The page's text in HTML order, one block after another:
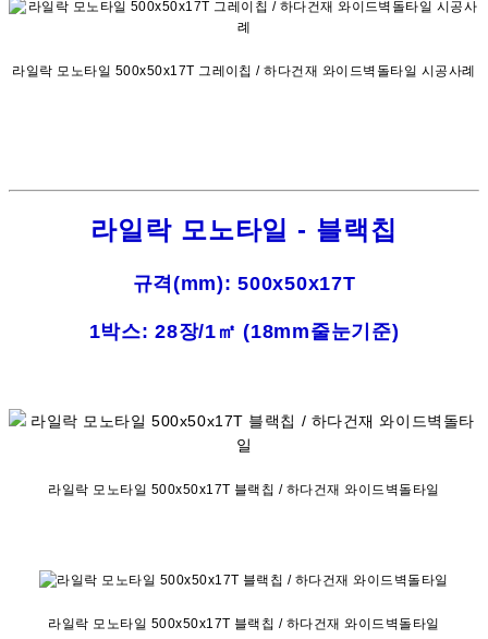
라일락 모노타일 500x50x17T 그레이칩 / 하다건재 와이드벽돌타일 시공사례
라일락 모노타일 - 블랙칩
규격(mm): 500x50x17T
1박스: 28장/1㎡ (18mm줄눈기준)
라일락 모노타일 500x50x17T 블랙칩 / 하다건재 와이드벽돌타일
라일락 모노타일 500x50x17T 블랙칩 / 하다건재 와이드벽돌타일